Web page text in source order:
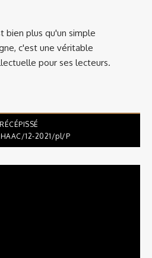
bien plus qu'un simple
c'est une véritable
pour ses lecteurs.
RÉCÉPISSÉ
12-2021/pl/P